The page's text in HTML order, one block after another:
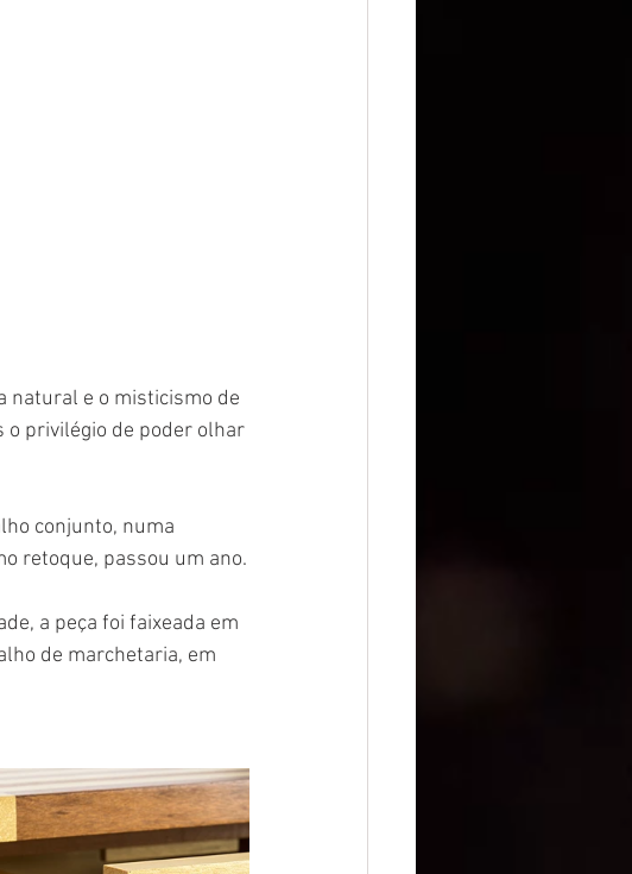
natural e o misticismo de
o privilégio de poder olhar
conjunto, numa
retoque, passou um ano.
a peça foi faixeada em
de marchetaria, em